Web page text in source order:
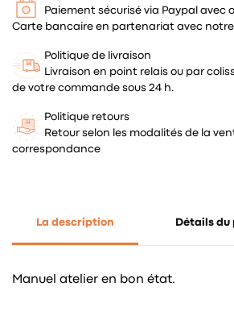
Paiement sécurisé via Paypal avec
Carte bancaire en partenariat avec
Politique de livraison
Livraison en point relais ou par
de votre commande sous 24 h.
Politique retours
Retour selon les modalités de la
correspondance
La description Détails
Manuel atelier en bon état.